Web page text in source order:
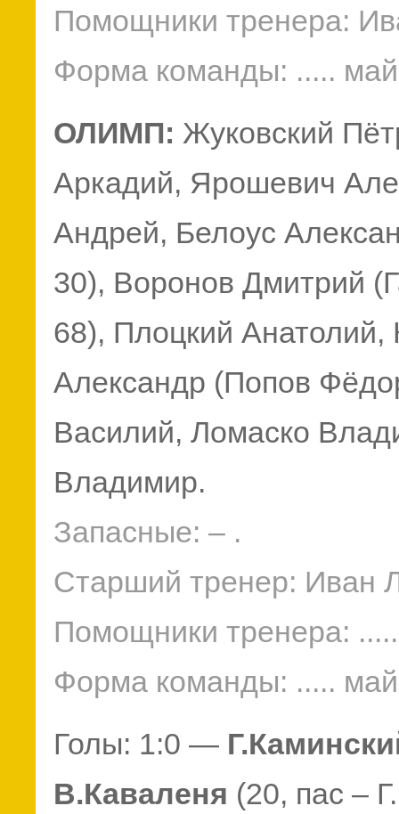
Помощники тренера:
Форма команды: .....
ОЛИМП: Жуковский
Аркадий, Ярошевич
Андрей, Белоус
30), Воронов Дмитрий
68), Плоцкий Анатолий,
Александр (Попов
Василий, Ломаско
Владимир.
Запасные: – .
Старший тренер: Иван
Помощники тренера:
Форма команды: .....
Голы: 1:0 —
В.Каваленя (20, пас –